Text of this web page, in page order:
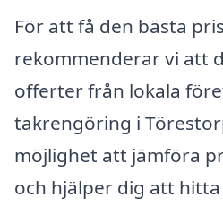
För att få den bästa
rekommenderar vi att
offerter från lokala
takrengöring i
möjlighet att jämföra
och hjälper dig att